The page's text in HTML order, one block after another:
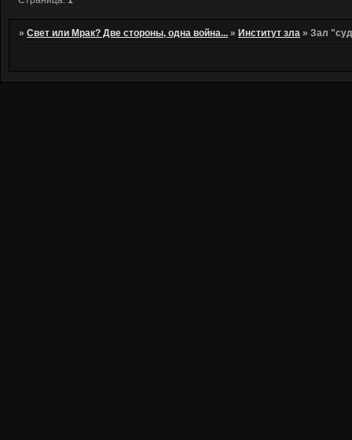
»Свет или Мрак? Две стороны, одна война... »Институт зла »Зал